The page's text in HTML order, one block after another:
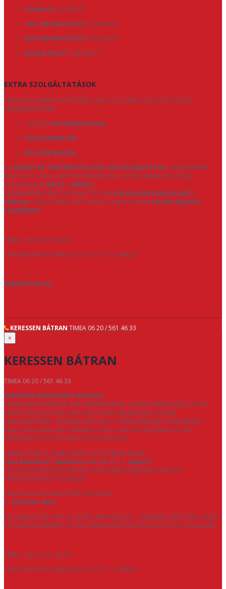
100 KM-IG: 32.000 FT
100–199 KM KÖZÖTT: 39.000 FT
200–249 KM KÖZÖTT: 43.000 FT
250 KM FELETT: 48.000 FT
EXTRA SZOLGÁLTATÁSOK
TÉRÍTÉS ELLENÉBEN LEHETŐSÉG VAN AZ ALÁBBI SZOLGÁLTATÁSOK
IGÉNYBEVÉTELÉRE:
A BÚTOR KICSOMAGOLÁSA,
ÖSSZESZERELÉSE,
HELYÉRE RAKÁSA.
AZ EMELETRE TÖRTÉNŐ FELVITEL KÜLÖN DÍJKÖTELES, AMENNYIBEN
NINCS LIFT, VAGY A BÚTOR NEM FÉR BE A LIFTBE. ENNEK KÖLTSÉGE
ÁLTALÁBAN 2.000 FT / EMELET.
AMENNYIBEN A BÚTOR FELJUTTATÁSA KÜLÖNLEGES MEGOLDÁST
IGÉNYEL, SZÁLLÍTÓINK AZT IS MEG TUDJÁK OLDANI EGYEDI DÍJAZÁS
ELLENÉBEN.
TÍMEA +36 20 561 46 33
1047 BUDAPEST BAROSS UTCA 75-77. 1 EMELET
KANAPETAR.HU
KERESSEN BÁTRAN TIMEA 06 20 / 561 46 33
×
KERESSEN BÁTRAN
TIMEA 06 20 / 561 46 33
KERESSEN BENNÜNKET BÁTRAN!
AMENNYIBEN KÉRDÉSE VAN TERMÉKEINKKEL, EGYEDI MÉRETEZÉSSEL VAGY
KÁRPITVÁLASZTÁSSAL KAPCSOLATBAN, KÉSZSÉGGEL ÁLLUNK
RENDELKEZÉSÉRE. SZÍVESEN SEGÍTÜNK A TERVEZÉSBEN ÉS A MEGFELELŐ
MEGOLDÁS KIVÁLASZTÁSÁBAN, HOGY A BÚTOR VALÓBAN AZ ÖN
IGÉNYEIHEZ ÉS OTTHONÁHOZ IGAZODJON.
SZEMÉLYESEN IS VÁRJUK BEMUTATÓTERMÜNKBEN:
1047 BUDAPEST, BAROSS UTCA 75–77., 1. EMELET,
AHOL ELŐZETES EGYEZTETÉST KÖVETŐEN SZEMÉLYRE SZABOTT
TANÁCSADÁSSAL FOGADJUK.
TELEFONON IS ELÉRHETŐEK VAGYUNK:
📞 06 20 561 4633
NE HABOZZON KAPCSOLATBA LÉPNI VELÜNK – ÖRÖMMEL SEGÍTÜNK, HOGY
AZ ELKÉPZELÉSEKBŐL VALÓDI, KÉNYELMES ÉS IDŐTÁLLÓ BÚTOR SZÜLESSEN.
TÍMEA +36 20 561 46 33
1047 BUDAPEST BAROSS UTCA 75-77. 1 EMELET